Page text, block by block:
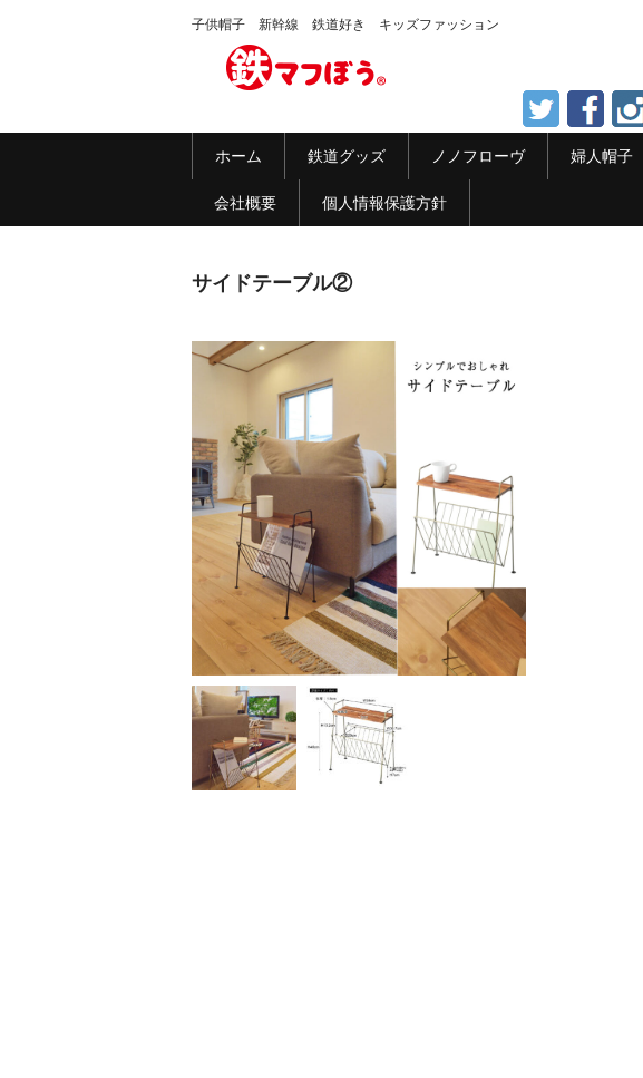
子供帽子 新幹線 鉄道好き キッズファッション
ホーム 鉄道グッズ ノノフローヴ 婦人帽子
会社概要 個人情報保護方針
サイドテーブル②